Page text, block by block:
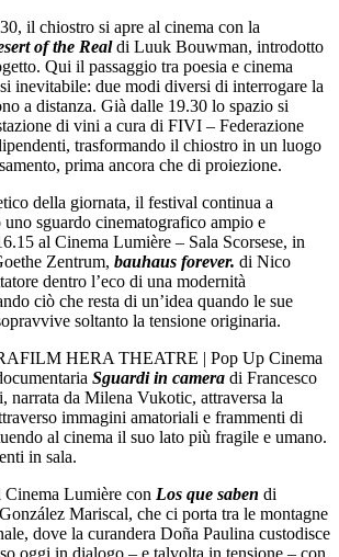
il chiostro si apre al cinema con la
of the Realdi Luuk Bouwman, introdotto
Qui il passaggio tra poesia e cinema
inevitabile: due modi diversi di interrogare la
a distanza. Già dalle 19.30 lo spazio si
di vini a cura di FIVI – Federazione
trasformando il chiostro in un luogo
prima ancora che di proiezione.
della giornata, il festival continua a
uno sguardo cinematografico ampio e
al Cinema Lumière – Sala Scorsese, in
Zentrum, bauhaus forever. di Nico
dentro l’eco di una modernità
ciò che resta di un’idea quando le sue
soltanto la tensione originaria.
HERA THEATRE | Pop Up Cinema
Sguardi in camera di Francesco
narrata da Milena Vukotic, attraversa la
immagini amatoriali e frammenti di
al cinema il suo lato più fragile e umano.
in sala.
Lumière con Los que saben di
Mariscal, che ci porta tra le montagne
dove la curandera Doña Paulina custodisce
oggi in dialogo – e talvolta in tensione – con